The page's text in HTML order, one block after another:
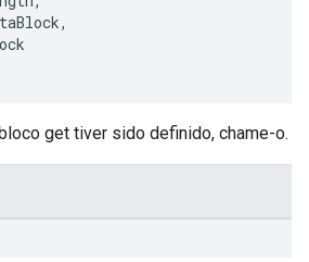
get tiver sido definido, chame-o.